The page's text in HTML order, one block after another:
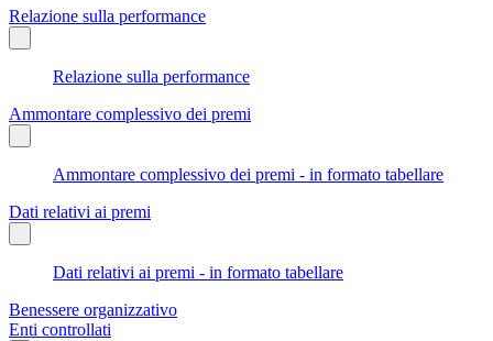
Relazione sulla performance
Relazione sulla performance
Ammontare complessivo dei premi
Ammontare complessivo dei premi - in formato tabellare
Dati relativi ai premi
Dati relativi ai premi - in formato tabellare
Benessere organizzativo
Enti controllati